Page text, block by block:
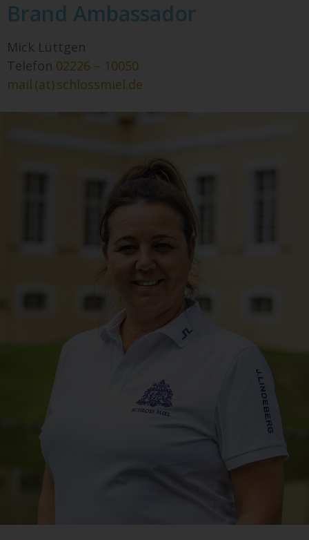
Brand Ambassador
Mick Lüttgen
Telefon 02226 – 10050
mail (at) schlossmiel.de